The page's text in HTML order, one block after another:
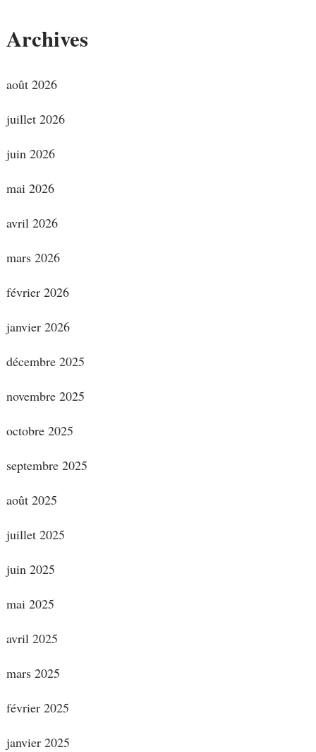
Archives
août 2026
juillet 2026
juin 2026
mai 2026
avril 2026
mars 2026
février 2026
janvier 2026
décembre 2025
novembre 2025
octobre 2025
septembre 2025
août 2025
juillet 2025
juin 2025
mai 2025
avril 2025
mars 2025
février 2025
janvier 2025